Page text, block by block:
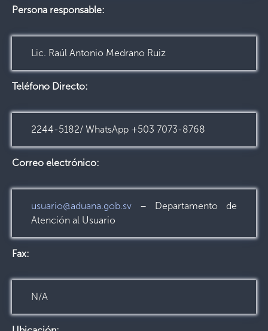
Persona responsable:
Lic. Raúl Antonio Medrano Ruiz
Teléfono Directo:
2244-5182/ WhatsApp +503 7073-8768
Correo electrónico:
usuario@aduana.gob.sv – Departamento de
Atención al Usuario
Fax:
N/A